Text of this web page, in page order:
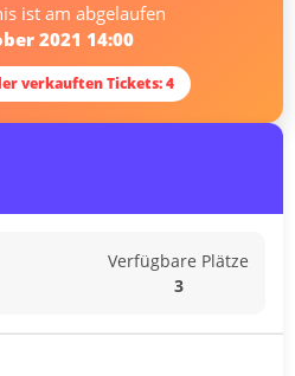
ist am abgelaufen
2021 14:00
verkauften Tickets: 4
Verfügbare Plätze
3